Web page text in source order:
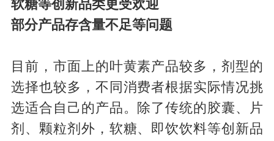
软糖等创新品类更受欢迎
部分产品存含量不足等问题
目前，市面上的叶黄素产品较多，剂型的
选择也较多，不同消费者根据实际情况挑
选适合自己的产品。除了传统的胶囊、片
剂、颗粒剂外，软糖、即饮饮料等创新品